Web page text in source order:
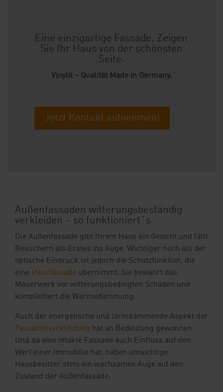
Eine einzigartige Fassade. Zeigen
Sie Ihr Haus von der schönsten
Seite.
Vinylit – Qualität Made in Germany.
Jetzt Kontakt aufnehmen!
Außenfassaden witterungsbeständig
verkleiden – so funktioniert`s
Die Außenfassade gibt Ihrem Haus ein Gesicht und fällt
Besuchern als Erstes ins Auge. Wichtiger noch als der
optische Eindruck ist jedoch die Schutzfunktion, die
eine Hausfassade übernimmt. Sie bewahrt das
Mauerwerk vor witterungsbedingten Schäden und
komplettiert die Wärmedämmung.
Auch der energetische und lärmdämmende Aspekt der
Fassadenverkleidung hat an Bedeutung gewonnen.
Und da eine intakte Fassade auch Einfluss auf den
Wert einer Immobilie hat, haben umsichtige
Hausbesitzer stets ein wachsames Auge auf den
Zustand der Außenfassade.